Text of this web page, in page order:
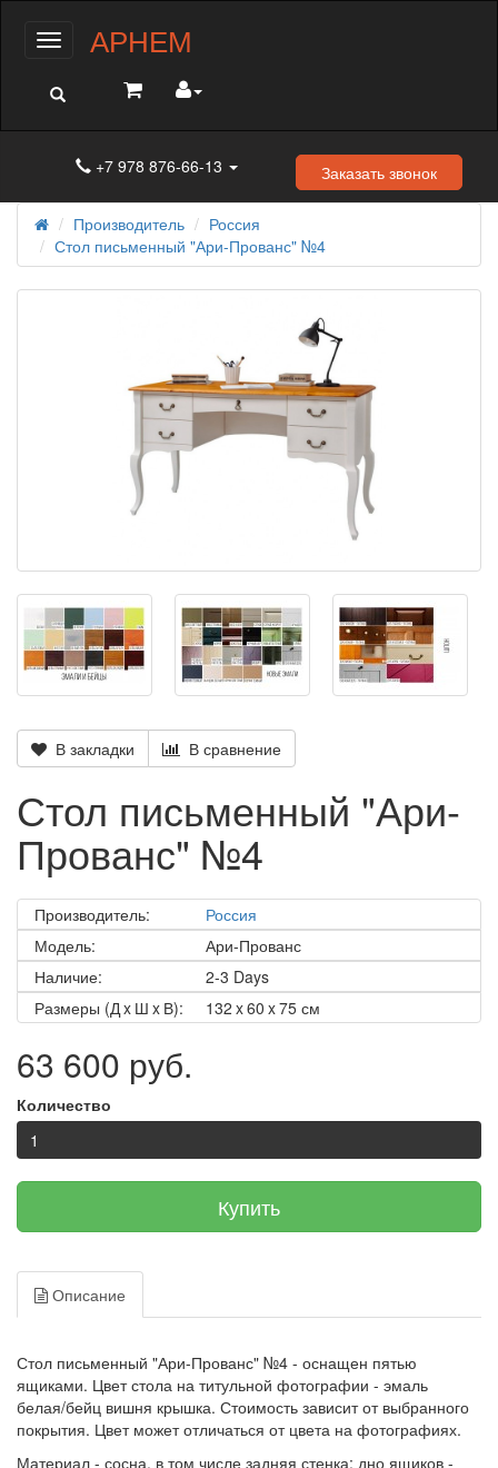
МенюАРНЕМ
+7 978 876-66-13 Заказать звонок
Производитель
Россия
Стол письменный "Ари-Прованс" №4
В закладки В сравнение
Стол письменный "Ари-
Прованс" №4
Производитель:
Россия
Модель:
Ари-Прованс
Наличие:
2-3 Days
Размеры (Д x Ш x В):
132 x 60 x 75 см
63 600 руб.
Количество
Купить
Описание
Стол письменный "Ари-Прованс" №4 - оснащен пятью
ящиками. Цвет стола на титульной фотографии - эмаль
белая/бейц вишня крышка. Стоимость зависит от выбранного
покрытия. Цвет может отличаться от цвета на фотографиях.
Материал - сосна, в том числе задняя стенка; дно ящиков -